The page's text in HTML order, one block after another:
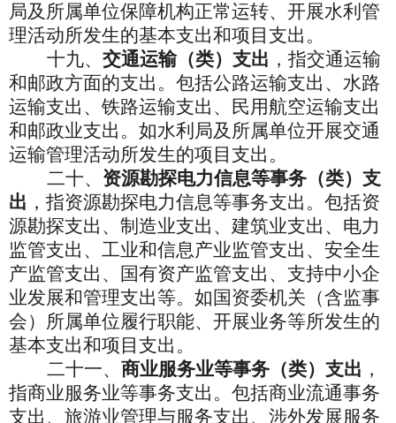
局及所属单位保障机构正常运转、开展水利管
理活动所发生的基本支出和项目支出。
十九、 交通运输（类）支出 ，指交通运输
和邮政方面的支出。包括公路运输支出、水路
运输支出、铁路运输支出、民用航空运输支出
和邮政业支出。如水利局及所属单位开展交通
运输管理活动所发生的项目支出。
二十、 资源勘探电力信息等事务（类）支
出 ，指资源勘探电力信息等事务支出。包括资
源勘探支出、制造业支出、建筑业支出、电力
监管支出、工业和信息产业监管支出、安全生
产监管支出、国有资产监管支出、支持中小企
业发展和管理支出等。如 国资委机关（含监事
会）所属单位履行职能、开展业务等所发生的
基本支出和项目支出。
二十一、 商业服务业等事务（类）支出 ，
指商业服务业等事务支出。包括商业流通事务
支出、旅游业管理与服务支出、涉外发展服务